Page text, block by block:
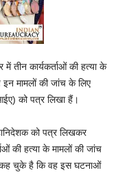
तीन कार्यकर्ताओं की हत्या के
इन मामलों की जांच के लिए
को पत्र लिखा हैं।
को पत्र लिखकर
की हत्या के मामलों की जांच
कह चुके है कि वह इस घटनाओं